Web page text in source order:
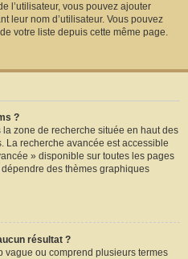
l’utilisateur, vous pouvez ajouter
leur nom d’utilisateur. Vous pouvez
votre liste depuis cette même page.
?
zone de recherche située en haut des
La recherche avancée est accessible
» disponible sur toutes les pages
des thèmes graphiques
résultat ?
vague ou comprend plusieurs termes